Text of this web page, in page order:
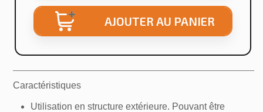
AJOUTER AU PANIER
Caractéristiques
Utilisation en structure extérieure. Pouvant être